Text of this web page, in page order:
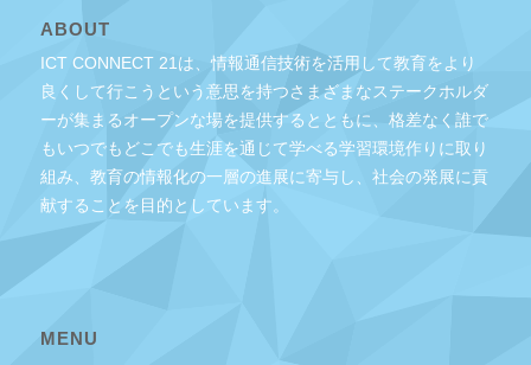
ABOUT
ICT CONNECT 21は、情報通信技術を活用して教育をより
良くして行こうという意思を持つさまざまなステークホルダ
ーが集まるオープンな場を提供するとともに、格差なく誰で
もいつでもどこでも生涯を通じて学べる学習環境作りに取り
組み、教育の情報化の一層の進展に寄与し、社会の発展に貢
献することを目的としています。
MENU